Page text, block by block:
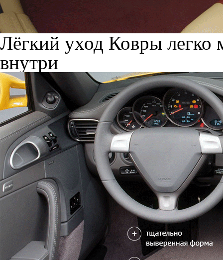
Лёгкий уход Ковры легко
внутри